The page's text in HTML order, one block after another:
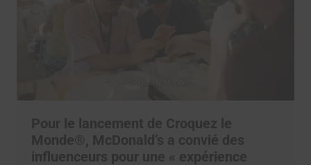
Pour le lancement de Croquez le
Monde®, McDonald’s a convié des
influenceurs pour une « expérience